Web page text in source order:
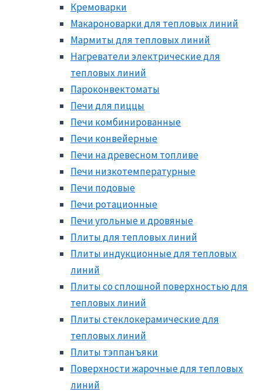
Кремоварки
Макароноварки для тепловых линий
Мармиты для тепловых линий
Нагреватели электрические для
тепловых линий
Пароконвектоматы
Печи для пиццы
Печи комбинированные
Печи конвейерные
Печи на древесном топливе
Печи низкотемпературные
Печи подовые
Печи ротационные
Печи угольные и дровяные
Плиты для тепловых линий
Плиты индукционные для тепловых
линий
Плиты со сплошной поверхностью для
тепловых линий
Плиты стеклокерамические для
тепловых линий
Плиты тэппанъяки
Поверхности жарочные для тепловых
линий